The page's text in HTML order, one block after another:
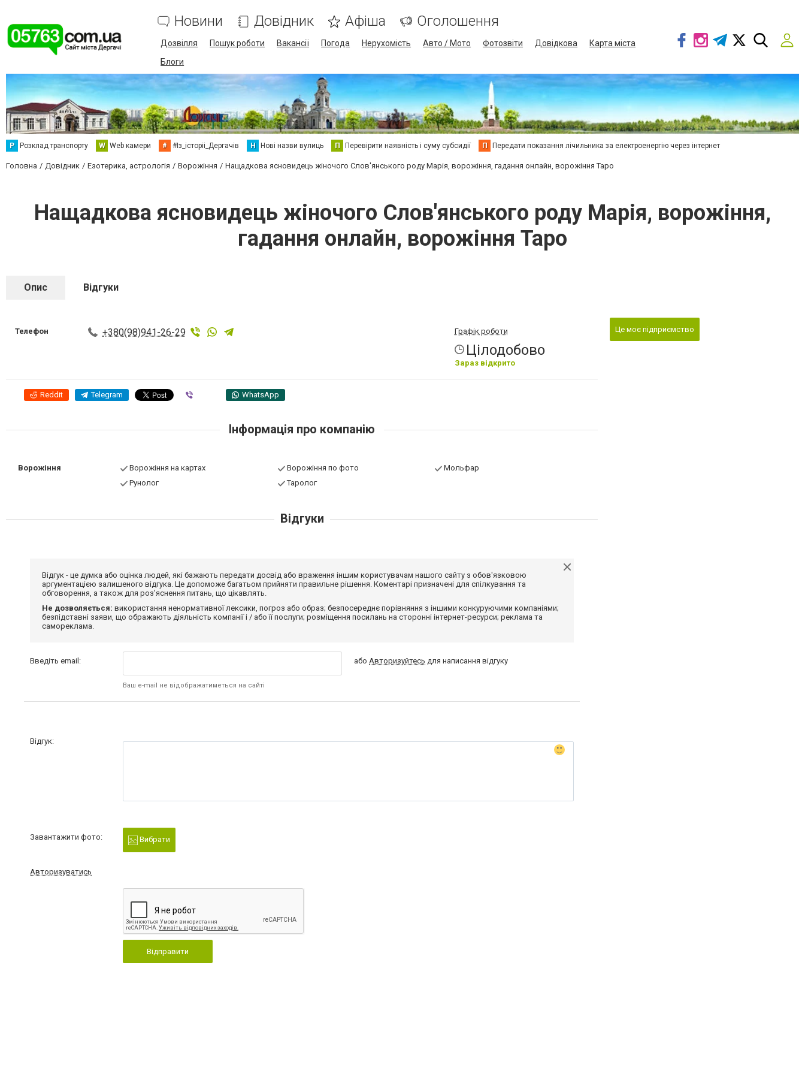
Новини Довідник Афіша Оголошення
Дозвілля Пошук роботи Вакансії Погода Нерухомість Авто / Мото Фотозвіти Довідкова
Карта міста
Блоги
Р Розклад транспорту W Web камери # #Із_історіі_Дергачів Н Нові назви вулиць П Перевірити наявність і суму субсидії П Передати показання лічильника за електроенергію через інтернет
Головна Довідник Езотерика, астрологія Ворожіння Нащадкова ясновидець жіночого Слов'янського роду Марія, ворожіння, гадання онлайн, ворожіння Таро
Нащадкова ясновидець жіночого Слов'янського роду Марія, ворожіння,
гадання онлайн, ворожіння Таро
Опис Відгуки
Телефон +380(98)941-26-29 Графік роботи
Цілодобово
Зараз відкрито
Reddit Telegram WhatsApp
Інформація про компанію
Ворожіння Ворожіння на картах Ворожіння по фото
Мольфар
Рунолог
Таролог
Це моє підприємство
Відгуки
Відгук - це думка або оцінка людей, які бажають передати досвід або враження іншим користувачам нашого сайту з обов'язковою
аргументацією залишеного відгука. Це допоможе багатьом прийняти правильне рішення. Коментарі призначені для спілкування та
обговорення, а також для роз'яснення питань, що цікавлять.
Не дозволяється: використання ненормативної лексики, погроз або образ; безпосереднє порівняння з іншими конкуруючими компаніями;
безпідставні заяви, що ображають діяльність компанії і / або її послуги; розміщення посилань на сторонні інтернет-ресурси; реклама та
самореклама.
Введіть email:
Ваш e-mail не відображатиметься на сайті
абоАвторизуйтесь для написання відгуку
Відгук:
Завантажити фото: Вибрати
Авторизуватись
Відправити